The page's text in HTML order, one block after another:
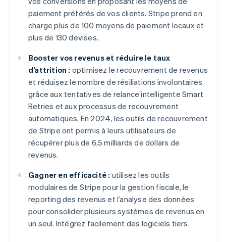
paiement préférés de vos clients. Stripe prend en
charge plus de 100 moyens de paiement locaux et
plus de 130 devises.
Booster vos revenus et réduire le taux
d’attrition : optimisez le recouvrement de revenus
et réduisez le nombre de résiliations involontaires
grâce aux tentatives de relance intelligente Smart
Retries et aux processus de recouvrement
automatiques. En 2024, les outils de recouvrement
de Stripe ont permis à leurs utilisateurs de
récupérer plus de 6,5 milliards de dollars de
revenus.
Gagner en efficacité : utilisez les outils
modulaires de Stripe pour la gestion fiscale, le
reporting des revenus et l’analyse des données
pour consolider plusieurs systèmes de revenus en
un seul. Intégrez facilement des logiciels tiers.